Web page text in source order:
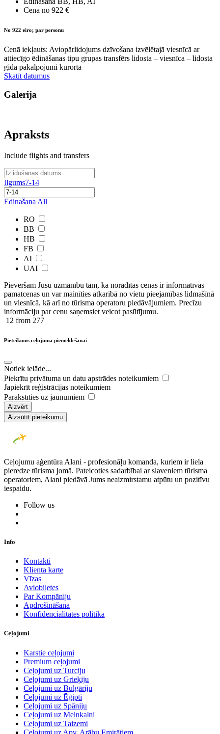
Cena no 922 €
No 922 eiro; par personu
Cenā iekļauts: Aviopārlidojums dzīvošana izvēlētajā viesnīcā ar
attiecīgo ēdināšanas tipu grupas transfērs lidosta – viesnīca – lidosta
gida pakalpojumi kūrortā
Skatīt datumus
Galerija
Apraksts
Include flights and transfers
Ilgums7-14
Ēdinašana All
RO
BB
HB
FB
AI
UAI
Pievēršam Jūsu uzmanību tam, ka norādītās cenas ir ​informatīvas ​
pamatcenas un var mainīties atkarībā ​no ​vietu pieejamības lidmašīnā
un viesnīcā, kā arī no tūrisma operatoru piedāvājumiem. Precīzu
informāciju par cenu saņemsiet veicot pasūtījumu.
12 from 277
Pieteikums ceļojuma piemeklēšanai
Notiek ielāde...
Piekrītu privātuma un datu apstrādes noteikumiem
Japiekrīt reģistrācijas noteikumiem
Parakstīties uz jaunumiem
Aizvērt
Aizsūtīt pieteikumu
Ceļojumu aģentūra Alani - profesionāļu komanda, kuriem ir liela
pieredze tūrisma jomā. Pateicoties sadarbībai ar slaveniem tūrisma
operatoriem, Alani piedāvā Jums neaizmirstamu atpūtu un pozitīvu
iespaidu.
Follow us
Info
Kontakti
Klienta karte
Vīzas
Aviobiļetes
Par Kompāniju
Apdrošināšana
Konfidencialitātes politika
Ceļojumi
Karstie ceļojumi
Premium ceļojumi
Ceļojumi uz Turciju
Ceļojumi uz Grieķiju
Ceļojumi uz Bulgāriju
Ceļojumi uz Ēģipti
Ceļojumi uz Spāniju
Ceļojumi uz Melnkalni
Ceļojumi uz Taizemi
Ceļojumi uz Apv. Arābu Emirātiem